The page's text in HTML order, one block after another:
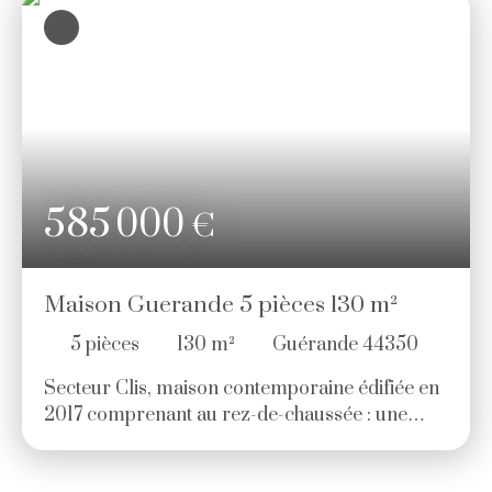
l'acquéreur. )
585 000€
Maison Guerande 5 pièces 130 m²
5 pièces 130 m²
Guérande 44350
Secteur Clis, maison contemporaine édifiée en
2017 comprenant au rez-de-chaussée : une